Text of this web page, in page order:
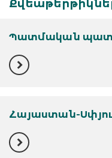
Պատմական
Հայաստան-